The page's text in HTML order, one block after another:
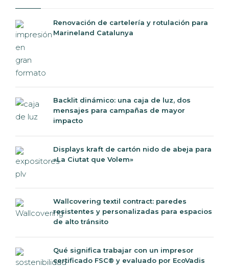
Renovación de cartelería y rotulación para
Marineland Catalunya
Backlit dinámico: una caja de luz, dos
mensajes para campañas de mayor
impacto
Displays kraft de cartón nido de abeja para
«La Ciutat que Volem»
Wallcovering textil contract: paredes
resistentes y personalizadas para espacios
de alto tránsito
Qué significa trabajar con un impresor
certificado FSC® y evaluado por EcoVadis